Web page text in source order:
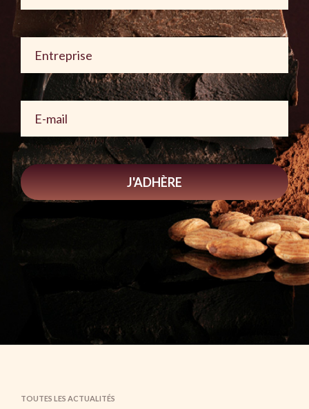
TOUTES LES ACTUALITÉS